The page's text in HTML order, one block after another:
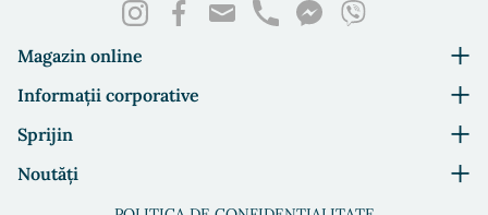
Magazin online
Informații corporative
Sprijin
Noutăți